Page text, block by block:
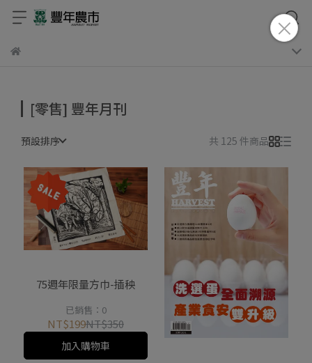
[零售] 豐年月刊
預設排序 共 125 件商品
75週年限量方巾-插秧
已銷售：0
NT$199NT$350
加入購物車